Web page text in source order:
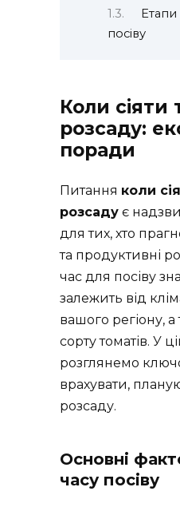
посіву
Коли сіяти
розсаду:
поради
Питання коли
розсаду є
для тих, хто
та продуктивні
час для посіву
залежить від
вашого регіону,
сорту томатів. У
розглянемо
врахувати,
розсаду.
Основні
часу посіву